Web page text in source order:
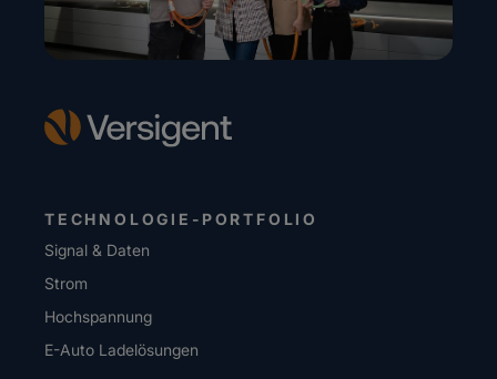
TECHNOLOGIE-PORTFOLIO
Signal & Daten
Strom
Hochspannung
E-Auto Ladelösungen